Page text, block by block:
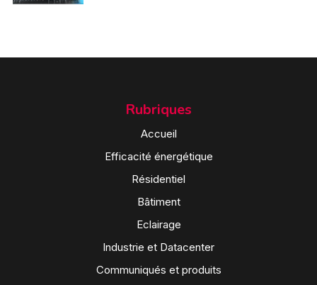
Rubriques
Accueil
Efficacité énergétique
Résidentiel
Bâtiment
Eclairage
Industrie et Datacenter
Communiqués et produits